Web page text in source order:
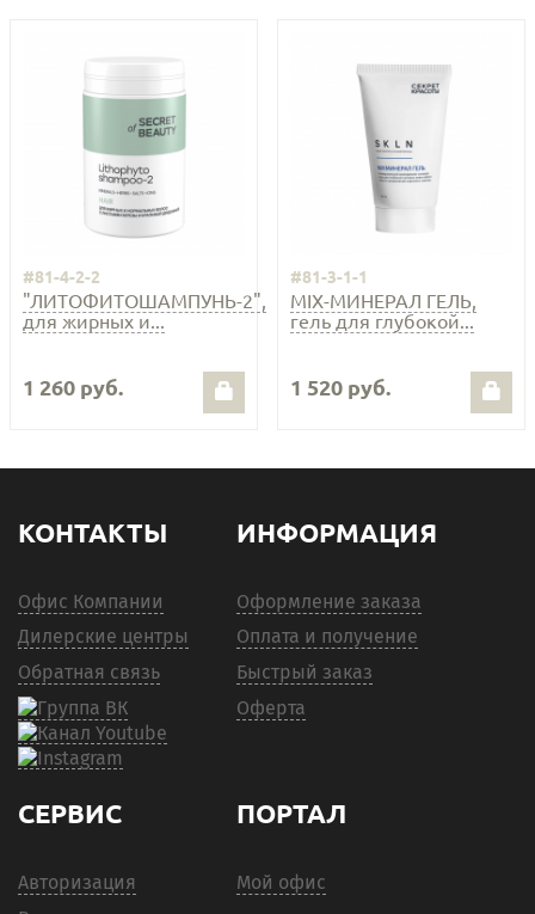
#81-4-2-2
"ЛИТОФИТОШАМПУНЬ-2",
для жирных и...
1 260 руб.
#81-3-1-1
MIX-МИНЕРАЛ ГЕЛЬ,
гель для глубокой...
1 520 руб.
КОНТАКТЫ
Офис Компании
Дилерские центры
Обратная связь
ИНФОРМАЦИЯ
Оформление заказа
Оплата и получение
Быстрый заказ
Оферта
СЕРВИС
Авторизация
ПОРТАЛ
Мой офис